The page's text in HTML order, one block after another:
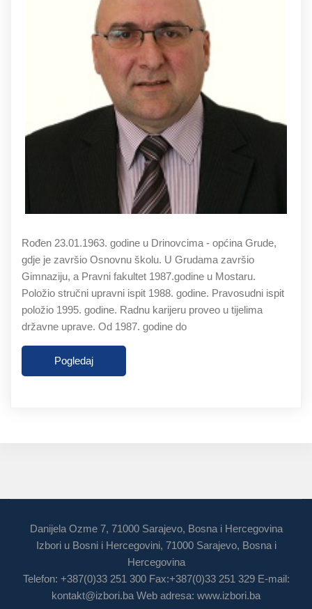
Rođen 23.01.1963. godine u Drinovcima - općina Grude,
gdje je završio Osnovnu školu. U Grudama završio
Gimnaziju, a Pravni fakultet 1987.godine u Mostaru.
Položio stručni upravni ispit 1988. godine. Pravosudni ispit
položio 1995. godine. Radnu karijeru proveo u tijelima
državne uprave. Od 1987. godine do
Pogledaj
Danijela Ozme 7, 71000 Sarajevo, Bosna i Hercegovina
Izbori u Bosni i Hercegovini, 71000 Sarajevo, Bosna i
Hercegovina
Telefon: +387(0)33 251 300 Fax:+387(0)33 251 329 E-mail:
kontakt@izbori.ba Web adresa: www.izbori.ba